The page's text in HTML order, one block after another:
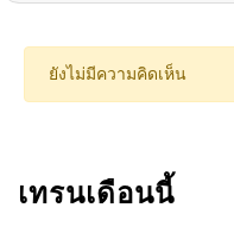
ตอนที่ 3
ตอนที่ 1
ยังไม่มีความคิดเห็น
เทรนเดือนนี้